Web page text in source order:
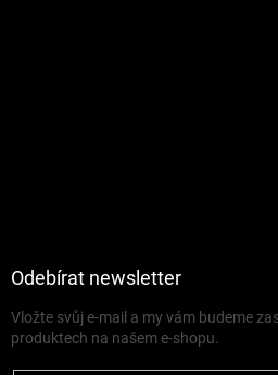
Odebírat newsletter
Vložte svůj e-mail a my vám budeme
produktech na našem e-shopu.